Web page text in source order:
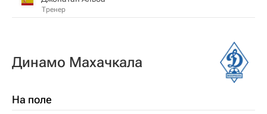
Тренер
Динамо Махачкала
На поле